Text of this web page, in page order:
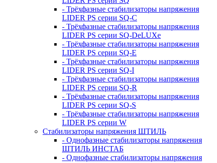
- Трёхфазные стабилизаторы напряжения
LIDER PS серии SQ-C
- Трёхфазные стабилизаторы напряжения
LIDER PS серии SQ-DeLUXe
- Трёхфазные стабилизаторы напряжения
LIDER PS серии SQ-E
- Трёхфазные стабилизаторы напряжения
LIDER PS серии SQ-I
- Трёхфазные стабилизаторы напряжения
LIDER PS серии SQ-R
- Трёхфазные стабилизаторы напряжения
LIDER PS серии SQ-S
- Трёхфазные стабилизаторы напряжения
LIDER PS серии W
Стабилизаторы напряжения ШТИЛЬ
- Однофазные стабилизаторы напряжения
ШТИЛЬ ИНСТАБ
- Однофазные стабилизаторы напряжения